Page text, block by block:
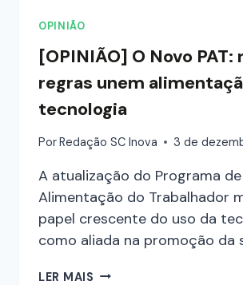
OPINIÃO
[OPINIÃO] O Novo PAT:
regras unem
tecnologia
PorRedação SC Inova 3 de
A atualização do Programa de
Alimentação do Trabalhador
papel crescente do uso da
como aliada na promoção da
LER MAIS